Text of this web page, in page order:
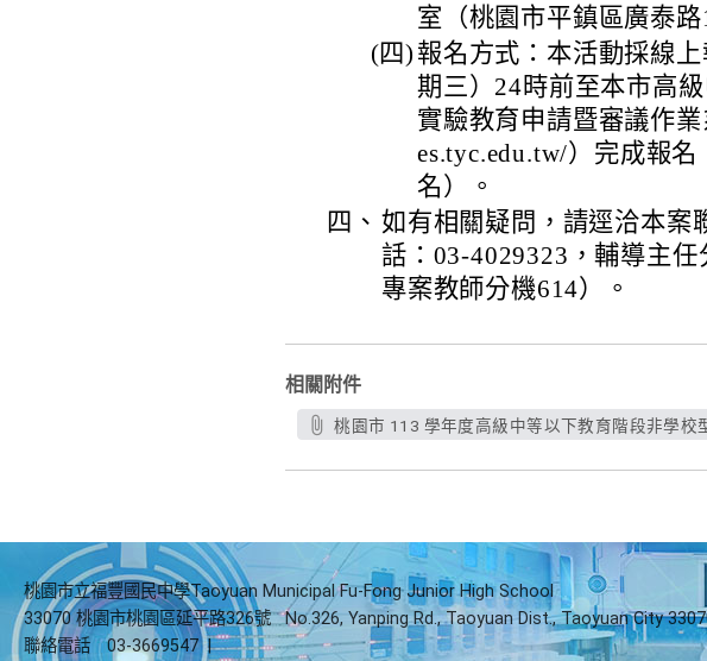
室（桃園市平鎮區廣泰路
(四) 報名方式：本活動採線
期三）24時前至本市高
實驗教育申請暨審議作
es.tyc.edu.tw/）完成報
名）。
四、 如有相關疑問，請逕洽本案
話：03-4029323，輔導主任
專案教師分機614）。
相關附件
桃園市 113 學年度高級中等以下教育階段非學校
桃園市立福豐國民中學Taoyuan Municipal Fu-Fong Junior High School
33070 桃園市桃園區延平路326號
No.326, Yanping Rd., Taoyuan Dist., Taoyuan City
聯絡電話
03-3669547 |